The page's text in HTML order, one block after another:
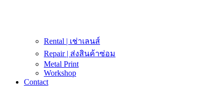
Rental | เช่าเลนส์
Repair | ส่งสินค้าซ่อม
Metal Print
Workshop
Contact